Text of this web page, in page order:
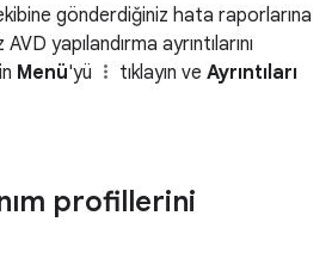
gönderdiğiniz hata raporlarına
yapılandırma ayrıntılarını
Menü'yü tıklayın veAyrıntıları
profillerini